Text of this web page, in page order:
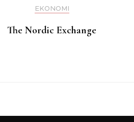
EKONOMI
The Nordic Exchange